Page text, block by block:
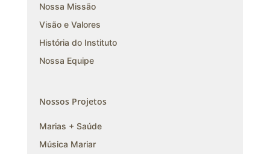
Nossa Missão
Visão e Valores
História do Instituto
Nossa Equipe
Nossos Projetos
Marias + Saúde
Música Mariar